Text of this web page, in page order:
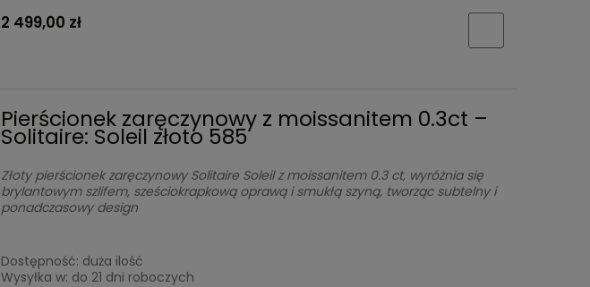
2 499,00 zł
Pierścionek zaręczynowy z moissanitem 0.3ct –
Solitaire: Soleil złoto 585
Złoty pierścionek zaręczynowy Solitaire Soleil z moissanitem 0.3 ct, wyróżnia się
brylantowym szlifem, sześciokrapkową oprawą i smukłą szyną, tworząc subtelny i
ponadczasowy design
Dostępność: duża ilość
Wysyłka w: do 21 dni roboczych